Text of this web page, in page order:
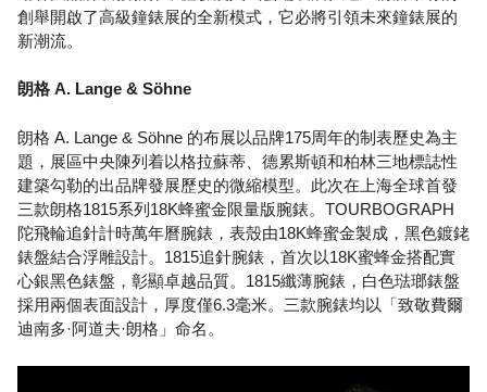
創舉開啟了高級鐘錶展的全新模式，它必將引領未來鐘錶展的
新潮流。
朗格 A. Lange & Söhne
朗格 A. Lange & Söhne 的布展以品牌175周年的制表歷史為主
題，展區中央陳列着以格拉蘇蒂、德累斯頓和柏林三地標誌性
建築勾勒的出品牌發展歷史的微縮模型。此次在上海全球首發
三款朗格1815系列18K蜂蜜金限量版腕錶。TOURBOGRAPH
陀飛輪追針計時萬年曆腕錶，表殼由18K蜂蜜金製成，黑色鍍銠
錶盤結合浮雕設計。1815追針腕錶，首次以18K蜜蜂金搭配實
心銀黑色錶盤，彰顯卓越品質。1815纖薄腕錶，白色琺瑯錶盤
採用兩個表面設計，厚度僅6.3毫米。三款腕錶均以「致敬費爾
迪南多·阿道夫·朗格」命名。